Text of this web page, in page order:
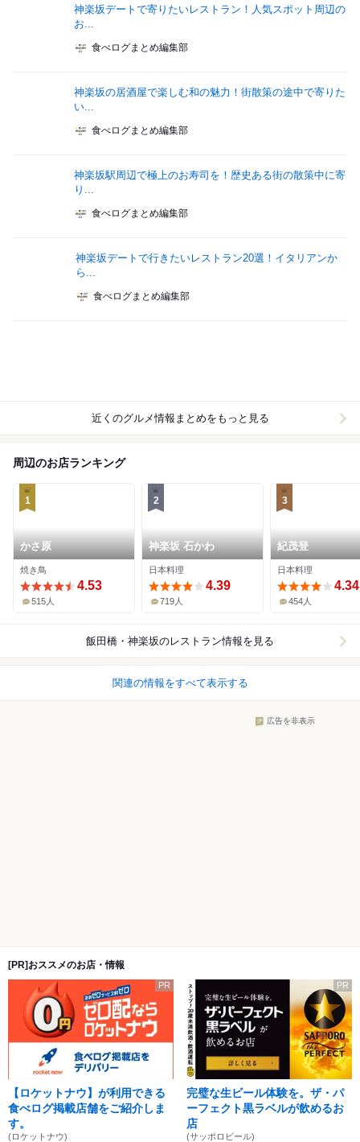
神楽坂デートで寄りたいレストラン！人気スポット周辺の
お...
食べログまとめ編集部
神楽坂の居酒屋で楽しむ和の魅力！街散策の途中で寄りた
い...
食べログまとめ編集部
神楽坂駅周辺で極上のお寿司を！歴史ある街の散策中に寄
り...
食べログまとめ編集部
神楽坂デートで行きたいレストラン20選！イタリアンか
ら...
食べログまとめ編集部
近くのグルメ情報まとめをもっと見る
周辺のお店ランキング
1
かさ原
焼き鳥
4.53
515人
2
神楽坂 石かわ
日本料理
4.39
719人
3
紀茂登
日本料理
4.34
454人
飯田橋・神楽坂のレストラン情報を見る
関連の情報をすべて表示する
広告を非表示
[PR]おススメのお店・情報
PR
【ロケットナウ】が利用できる
食べログ掲載店舗をご紹介しま
す。
(ロケットナウ)
PR
完璧な生ビール体験を。ザ・パ
ーフェクト黒ラベルが飲めるお
店
(サッポロビール)